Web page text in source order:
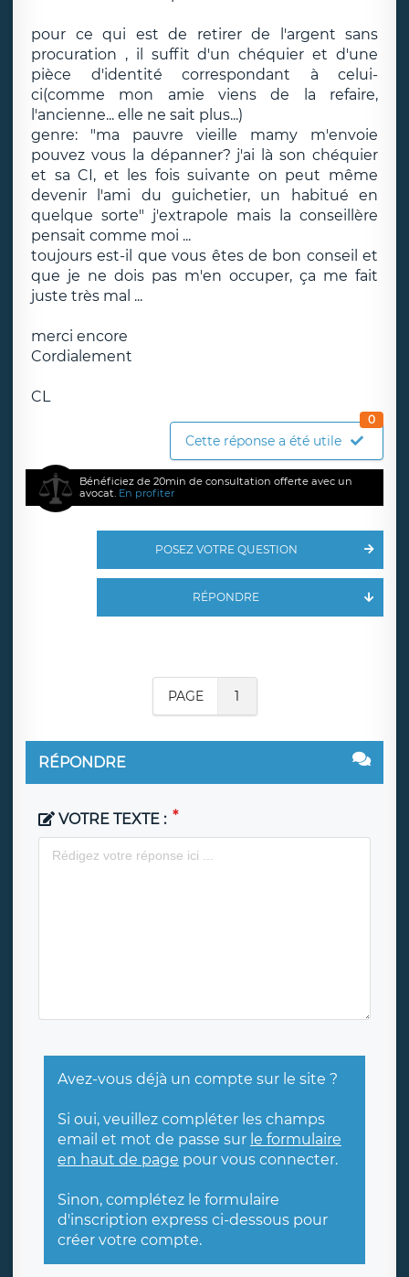
pour ce qui est de retirer de l'argent sans
procuration , il suffit d'un chéquier et d'une
pièce d'identité correspondant à celui-
ci(comme mon amie viens de la refaire,
l'ancienne... elle ne sait plus...)
genre: "ma pauvre vieille mamy m'envoie
pouvez vous la dépanner? j'ai là son chéquier
et sa CI, et les fois suivante on peut même
devenir l'ami du guichetier, un habitué en
quelque sorte" j'extrapole mais la conseillère
pensait comme moi ...
toujours est-il que vous êtes de bon conseil et
que je ne dois pas m'en occuper, ça me fait
juste très mal ...
merci encore
Cordialement
CL
Cette réponse a été utile
0
Bénéficiez de 20min de consultation offerte avec un
avocat. En profiter
POSEZ VOTRE QUESTION
RÉPONDRE
PAGE 1
RÉPONDRE
VOTRE TEXTE :
Avez-vous déjà un compte sur le site ?
Si oui, veuillez compléter les champs
email et mot de passe sur le formulaire
en haut de page pour vous connecter.
Sinon, complétez le formulaire
d'inscription express ci-dessous pour
créer votre compte.